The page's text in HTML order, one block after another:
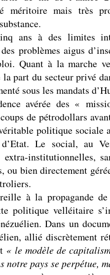
méritoire mais très
ans à des limites
problèmes aigus
. Quant à la marche
part du secteur privé
sous les mandats d’
avérée des «
de pétrodollars
politique sociale
Le social, au
institutionnelles,
bien directement
à la propagande
politique velléitaire
Dans un
allié discrètement
« le modèle de
pays se perpétue,